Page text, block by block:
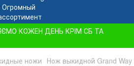
КОЖЕН ДЕНЬ КРІМ СБ ТА
ножи Нож выкидной Grand Way